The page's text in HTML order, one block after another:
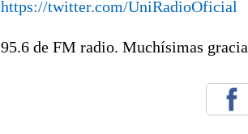
https://twitter.com/UniRadioOficial
95.6 de FM radio. Muchísimas